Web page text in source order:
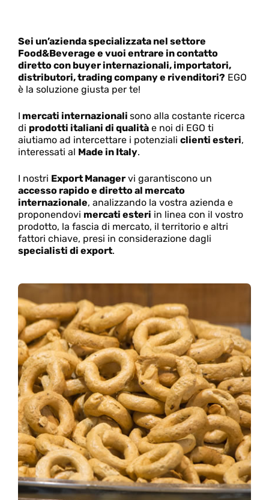
Sei un’azienda specializzata nel settore
Food&Beverage e vuoi entrare in contatto
diretto con buyer internazionali, importatori,
distributori, trading company e rivenditori? EGO
è la soluzione giusta per te!
I mercati internazionali sono alla costante ricerca
di prodotti italiani di qualità e noi di EGO ti
aiutiamo ad intercettare i potenziali clienti esteri,
interessati al Made in Italy.
I nostri Export Manager vi garantiscono un
accesso rapido e diretto al mercato
internazionale, analizzando la vostra azienda e
proponendovi mercati esteri in linea con il vostro
prodotto, la fascia di mercato, il territorio e altri
fattori chiave, presi in considerazione dagli
specialisti di export.